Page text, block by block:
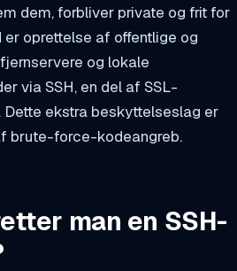
dem, forbliver private og frit for
er oprettelse af offentlige og
og lokale
via SSH, en del af SSL-
ekstra beskyttelseslag er
force-kodeangreb.
man en SSH-